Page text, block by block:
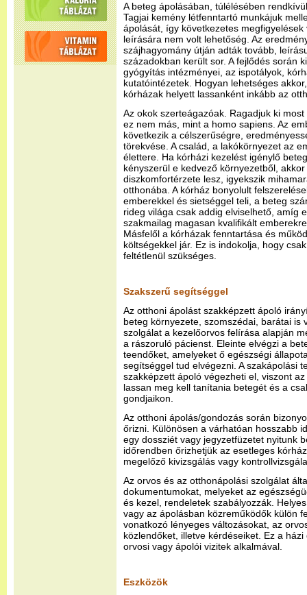
A beteg ápolásában, túlélésében
Tagjai kemény létfenntartó munkájuk
ápolását, így következetes
leírására nem volt lehetőség. Az
szájhagyomány útján adták tovább,
századokban került sor. A fejlődés során
gyógyítás intézményei, az ispotályok,
kutatóintézetek. Hogyan lehetséges
kórházak helyett lassanként inkább az
Az okok szerteágazóak. Ragadjuk ki
ez nem más, mint a homo sapiens. Az
következik a célszerűségre,
törekvése. A család, a lakókörnyezet az
élettere. Ha kórházi kezelést igénylő
kényszerül e kedvező környezetből,
diszkomfortérzete lesz, igyekszik
otthonába. A kórház bonyolult
emberekkel és sietséggel teli, a beteg
rideg világa csak addig elviselhető, amíg
szakmailag magasan kvalifikált
Másfelől a kórházak fenntartása és
költségekkel jár. Ez is indokolja, hogy
feltétlenül szükséges.
Szakszerű segítséggel
Az otthoni ápolást szakképzett ápoló
beteg környezete, szomszédai, barátai is
szolgálat a kezelőorvos felírása alapján
a rászoruló pácienst. Eleinte elvégzi a
teendőket, amelyeket ő egészségi
segítséggel tud elvégezni. A szakápolási
szakképzett ápoló végezheti el, viszont
lassan meg kell tanítania betegét és a
gondjaikon.
Az otthoni ápolás/gondozás során
őrizni. Különösen a várhatóan hosszabb
egy dossziét vagy jegyzetfüzetet nyitunk
időrendben őrizhetjük az esetleges
megelőző kivizsgálás vagy
Az orvos és az otthonápolási szolgálat
dokumentumokat, melyeket az
és kezel, rendeletek szabályozzák.
vagy az ápolásban közreműködők külön
vonatkozó lényeges változásokat, az
közlendőket, illetve kérdéseiket. Ez a
orvosi vagy ápolói vizitek alkalmával.
Eszközök